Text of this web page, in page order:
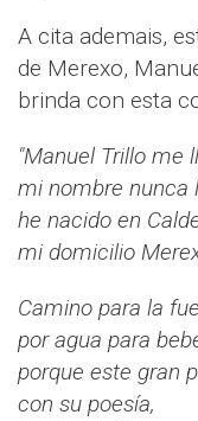
A cita ademais,
de Merexo,
brinda con esta
"Manuel Trillo me
mi nombre nunca
he nacido en
mi domicilio
Camino para la
por agua para
porque este gran
con su poesía,